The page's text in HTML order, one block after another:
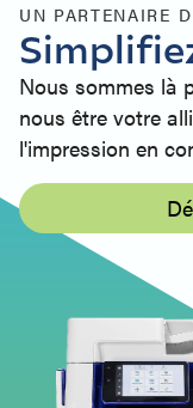
UN PARTENAIRE
Nous sommes là
nous être votre
l'impression en